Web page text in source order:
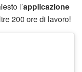
l’applicazione
200 ore di lavoro!